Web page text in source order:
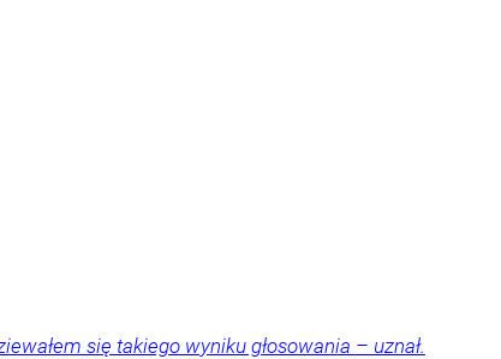
się takiego wyniku głosowania – uznał.